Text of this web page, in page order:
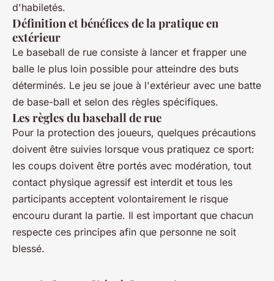
d'habiletés.
Définition et bénéfices de la pratique en
extérieur
Le baseball de rue consiste à lancer et frapper une
balle le plus loin possible pour atteindre des buts
déterminés. Le jeu se joue à l'extérieur avec une batte
de base-ball et selon des règles spécifiques.
Les règles du baseball de rue
Pour la protection des joueurs, quelques précautions
doivent être suivies lorsque vous pratiquez ce sport:
les coups doivent être portés avec modération, tout
contact physique agressif est interdit et tous les
participants acceptent volontairement le risque
encouru durant la partie. Il est important que chacun
respecte ces principes afin que personne ne soit
blessé.